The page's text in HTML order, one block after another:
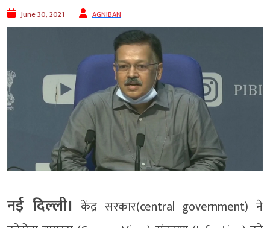
June 30, 2021 AGNIBAN
नई दिल्ली। केंद्र सरकार(central government) ने